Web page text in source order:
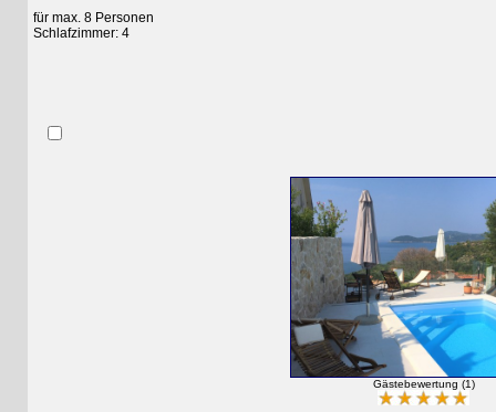
für max. 8 Personen
Schlafzimmer: 4
Gästebewertung (1)